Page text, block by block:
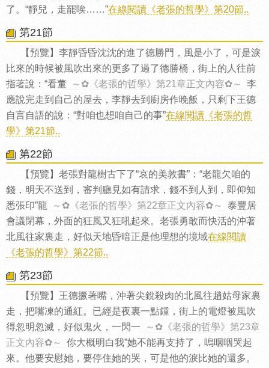
了。“靜兒，走罷唉……”在線閱讀《老張的哲學》第20節..
第21節
【預覽】李靜昏昏沈沈的進了德勝門，風是小了，可是淚
比來的時候被風吹出來的更多了過了德勝橋，街上的人往前
指著說：“看董
～✿《老張的哲學》第21章正文內容✿～
李
應說完走到自己的屋去，李靜去到廚房作晚飯，只剩下王德
自言自語的說：“對咱也想咱自己的事”在線閱讀《老張的哲
學》第21節..
第22節
【預覽】老張對龍樹古下了“哀的美敦書”：“老龍欠咱的
錢，明天不送到，審判廳見如有請求，錢不到人到，即仰知
悉張印”龍
～✿《老張的哲學》第22章正文內容✿～
泰豐居
會議閉幕，外面的狂風又狂吼起來。老張勇敢而快活的沖著
北風往家裏走，好似天地昏暗正是他理想的境域在線閱讀
《老張的哲學》第22節..
第23節
【預覽】王德撅著嘴，沖著尖銳殺肉的北風往趙姑母家裏
走，把嘴凍的通紅。已經是夜裏一點鍾，街上的電燈被風吹
得忽明忽滅，好似鬼火，一閃一
～✿《老張的哲學》第23章
正文內容✿～
你大概明白我”她不能再支持了，嗚咽咽哭起
來。他要安慰她，要停住她的哭，可是他的淚比她的還多。